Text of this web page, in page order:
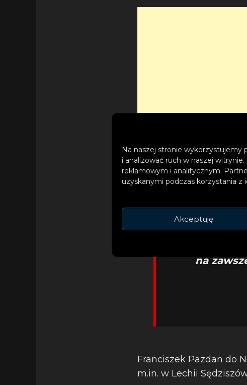
Na naszej stronie wykorzystujemy
i analizować ruch w naszej
reklamowym i analitycznym.
uzyskanymi podczas korzystania z
Akceptuję
„Myślami
tym miejscu
na
Franciszek Pazdan do
m.in. w Lechii